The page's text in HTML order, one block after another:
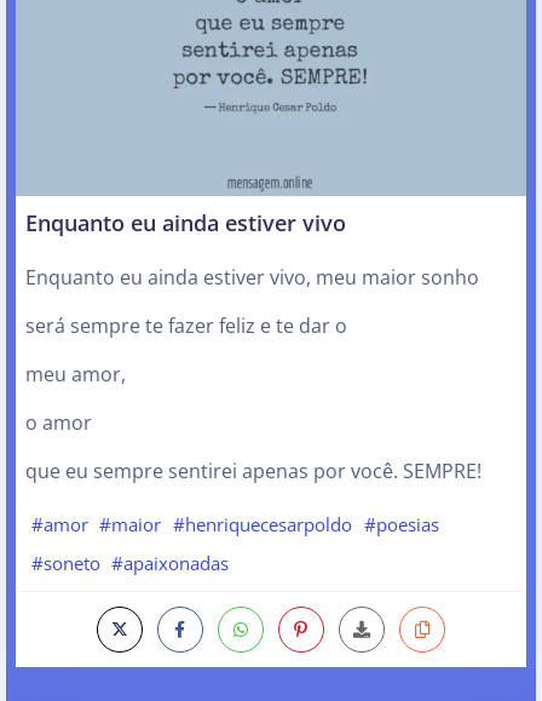
Enquanto eu ainda estiver vivo
Enquanto eu ainda estiver vivo, meu maior sonho
será sempre te fazer feliz e te dar o
meu amor,
o amor
que eu sempre sentirei apenas por você. SEMPRE!
#amor #maior #henriquecesarpoldo #poesias
#soneto #apaixonadas